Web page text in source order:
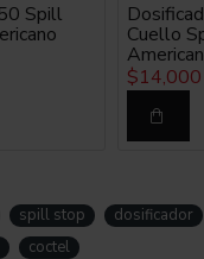
Spill
Cuello
$14,000
spill stop dosificador
coctel